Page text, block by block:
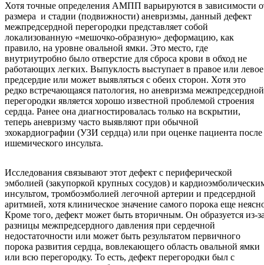
Хотя точные определения АМПП варьируются в зависимости
размера и стадии (подвижности) аневризмы, данный дефект
межпредсердной перегородки представляет собой
локализованную «мешочко-образную» деформацию, как
правило, на уровне овальной ямки. Это место, где
внутриутробно было отверстие для сброса крови в обход не
работающих легких. Выпуклость выступает в правое или левое
предсердие или может выявляться с обеих сторон. Хотя это
редко встречающаяся патология, но аневризма межпредсердной
перегородки является хорошо известной проблемой строения
сердца. Ранее она диагностировалась только на вскрытии,
теперь аневризму часто выявляют при обычной
эхокардиографии (УЗИ сердца) или при оценке пациента после
ишемического инсульта.
Исследования связывают этот дефект с периферической
эмболией (закупоркой крупных сосудов) и
инсультом, тромбоэмболией легочной артерии и предсердной
аритмией, хотя клиническое значение самого порока еще
Кроме того, дефект может быть вторичным. Он образуется из-
разницы межпредсердного давления при сердечной
недостаточности или может быть результатом первичного
порока развития сердца, вовлекающего область овальной ямки
или всю перегородку. То есть, дефект перегородки был с